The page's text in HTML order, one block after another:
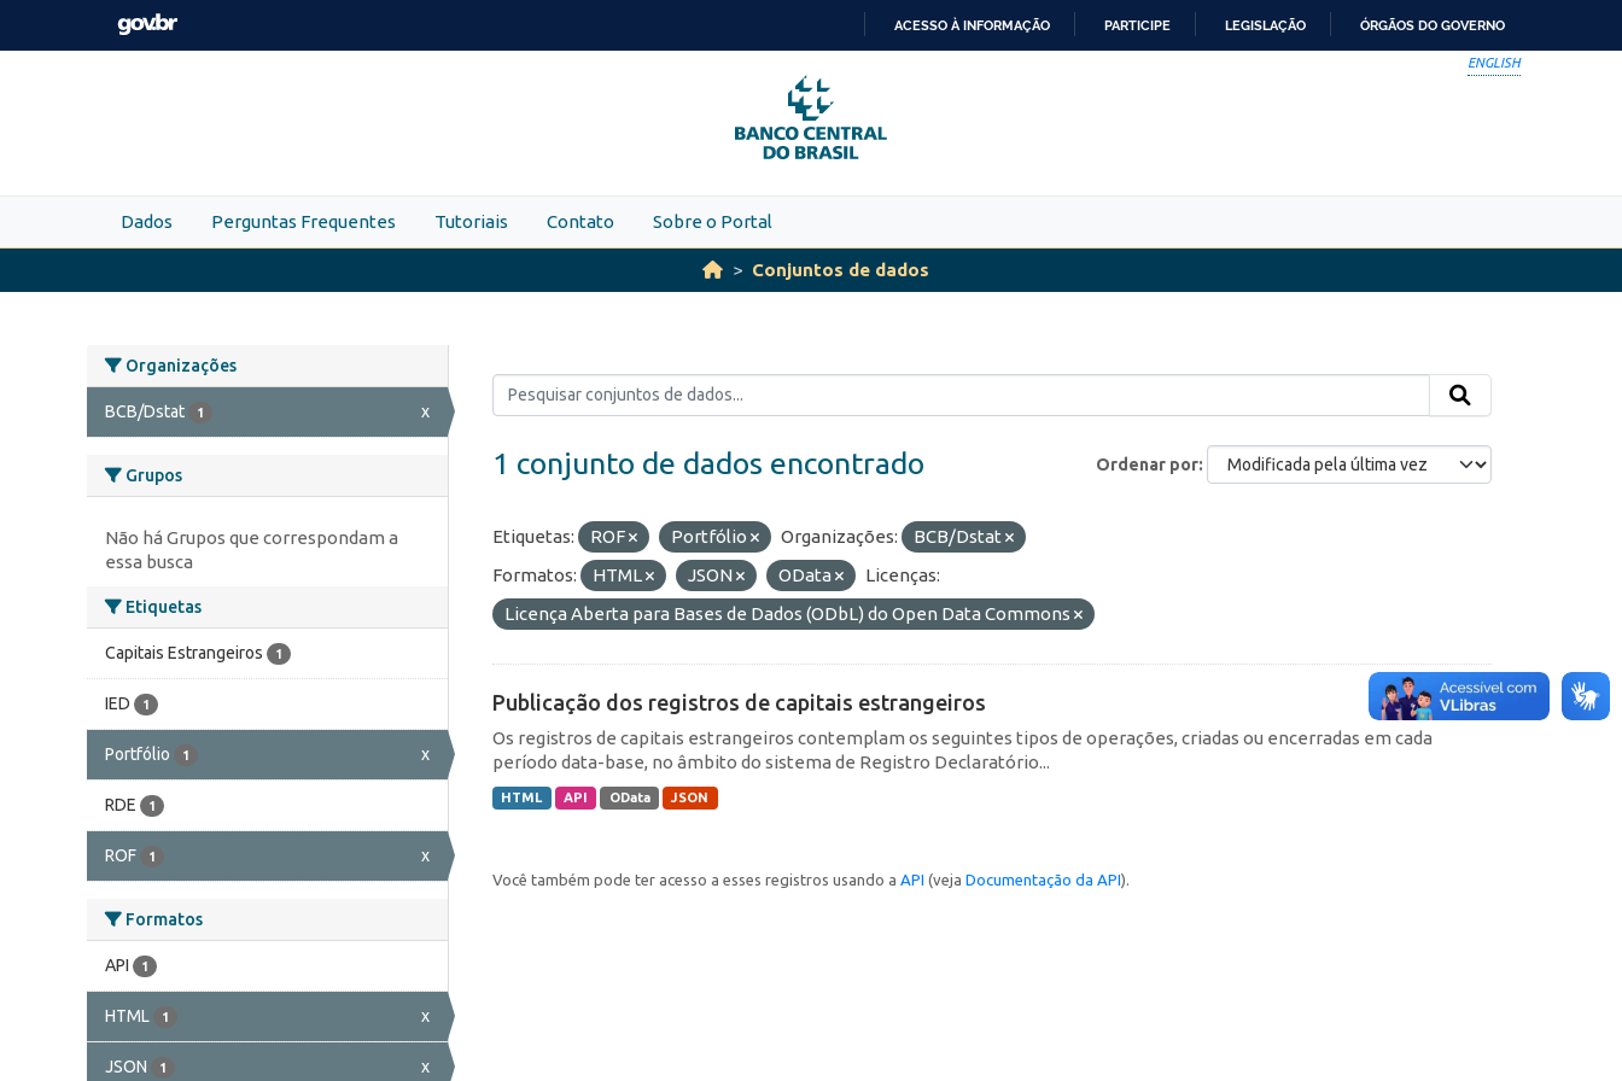
Skip to main content
PARA
O
CONTEÚDO
ACESSO À INFORMAÇÃO PARTICIPE LEGISLAÇÃO ÓRGÃOS DO GOVERNO
ENGLISH
Dados Perguntas Frequentes Tutoriais Contato Sobre o Portal
Conjuntos de dados
Organizações
BCB/Dstat 1 x
Grupos
Não há Grupos que correspondam a
essa busca
Etiquetas
Capitais Estrangeiros 1
IED 1
Portfólio 1 x
RDE 1
ROF 1 x
Formatos
API 1
HTML 1 x
JSON 1 x
Ordenar por
1 conjunto de dados encontrado
Etiquetas: ROF Portfólio Organizações:
BCB/Dstat
Formatos:
HTML JSON OData
Licenças:
Licença Aberta para Bases de Dados (ODbL) do Open Data Commons
Publicação dos registros de capitais estrangeiros
Os registros de capitais estrangeiros contemplam os seguintes tipos de operações, criadas ou encerradas em cada
período data-base, no âmbito do sistema de Registro Declaratório...
HTML API OData JSON
Você também pode ter acesso a esses registros usando a API (veja Documentação da API).